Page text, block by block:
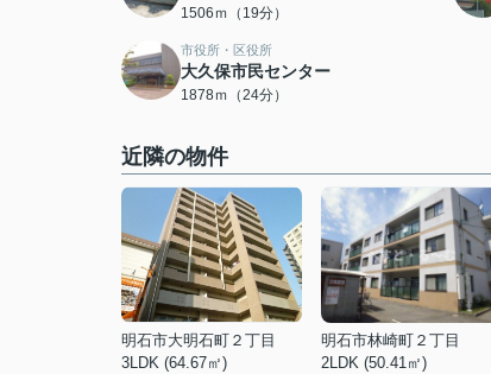
1506ｍ（19分）
市役所・区役所
大久保市民センター
1878ｍ（24分）
近隣の物件
明石市大明石町２丁目
3LDK (64.67㎡)
明石市林崎町２丁目
2LDK (50.41㎡)